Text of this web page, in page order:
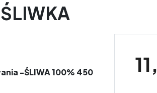
-ŚLIWA 100% 450
11,